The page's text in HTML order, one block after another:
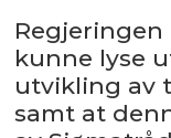
Regjeringen
kunne lyse
utvikling av
samt at